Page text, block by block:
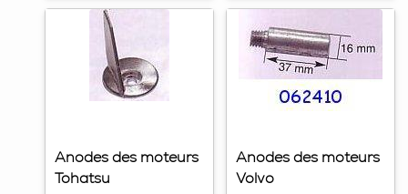
Anodes des moteurs
Tohatsu
Anodes des moteurs
Volvo